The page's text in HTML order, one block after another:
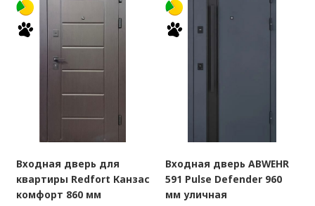
Входная дверь для
квартиры Redfort Канзас
комфорт 860 мм
Входная дверь ABWEHR
591 Pulse Defender 960
мм уличная